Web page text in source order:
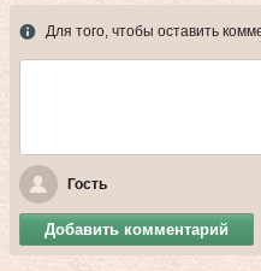
Для того, чтобы оставить
Гость
Добавить комментарий